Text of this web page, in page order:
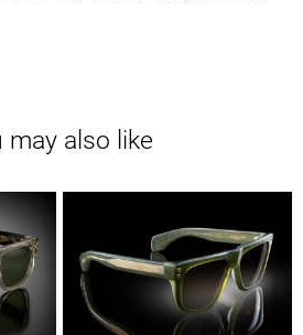
may also like